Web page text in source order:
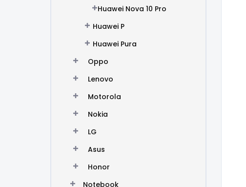
Huawei Nova 10 Pro
Huawei P
Huawei Pura
Oppo
Lenovo
Motorola
Nokia
LG
Asus
Honor
Notebook